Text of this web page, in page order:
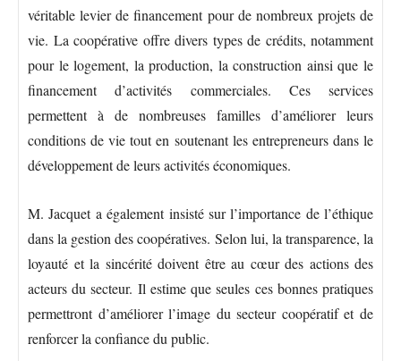
véritable levier de financement pour de nombreux projets de
vie. La coopérative offre divers types de crédits, notamment
pour le logement, la production, la construction ainsi que le
financement d’activités commerciales. Ces services
permettent à de nombreuses familles d’améliorer leurs
conditions de vie tout en soutenant les entrepreneurs dans le
développement de leurs activités économiques.
M. Jacquet a également insisté sur l’importance de l’éthique
dans la gestion des coopératives. Selon lui, la transparence, la
loyauté et la sincérité doivent être au cœur des actions des
acteurs du secteur. Il estime que seules ces bonnes pratiques
permettront d’améliorer l’image du secteur coopératif et de
renforcer la confiance du public.